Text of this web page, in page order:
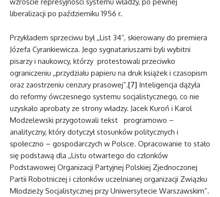
liberalizacji po październiku 1956 r.
Przykładem sprzeciwu był ,,List 34”, skierowany do premiera
Józefa Cyrankiewicza. Jego sygnatariuszami byli wybitni
pisarzy i naukowcy, którzy protestowali przeciwko
ograniczeniu ,,przydziału papieru na druk książek i czasopism
oraz zaostrzeniu cenzury prasowej”.[7] Inteligencja dążyła
do reformy ówczesnego systemu socjalistycznego, co nie
uzyskało aprobaty ze strony władzy. Jacek Kuroń i Karol
Modzelewski przygotowali tekst programowo –
analityczny, który dotyczył stosunków politycznych i
społeczno – gospodarczych w Polsce. Opracowanie to stało
się podstawą dla ,,Listu otwartego do członków
Podstawowej Organizacji Partyjnej Polskiej Zjednoczonej
Partii Robotniczej i członków uczelnianej organizacji Związku
Młodzieży Socjalistycznej przy Uniwersytecie Warszawskim”.